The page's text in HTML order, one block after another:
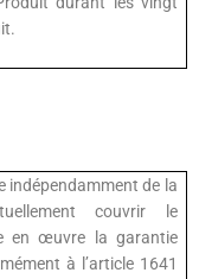
indépendamment de la
couvrir le
en œuvre la garantie
à l’article 1641